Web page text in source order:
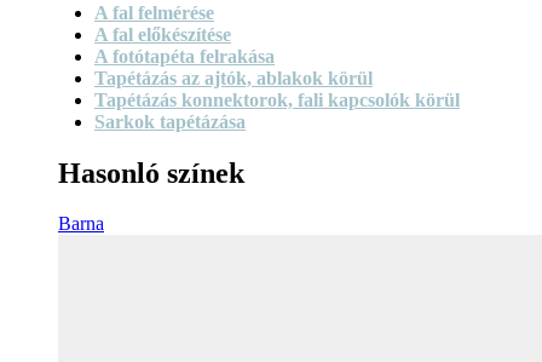
A fal felmérése
A fal előkészítése
A fotótapéta felrakása
Tapétázás az ajtók, ablakok körül
Tapétázás konnektorok, fali kapcsolók körül
Sarkok tapétázása
Hasonló színek
Barna